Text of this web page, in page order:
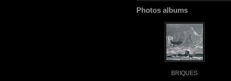
Photos albums
BRIQUES